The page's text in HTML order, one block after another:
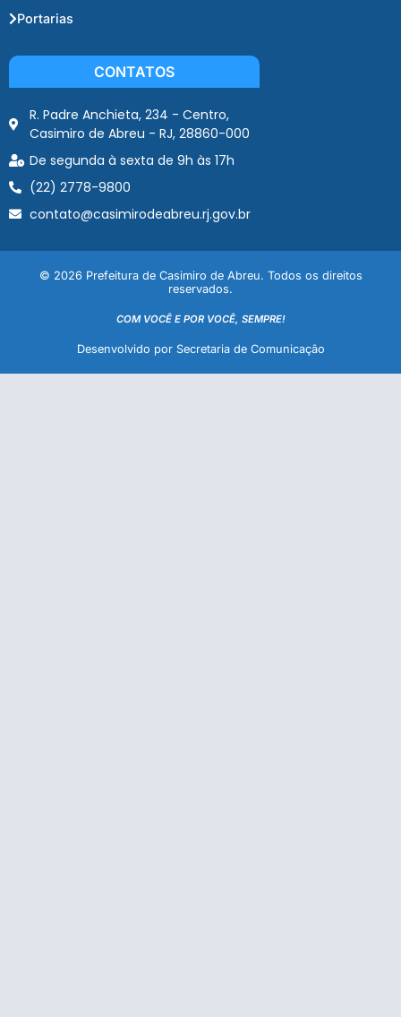
Portarias
CONTATOS
R. Padre Anchieta, 234 - Centro,
Casimiro de Abreu - RJ, 28860-000
De segunda à sexta de 9h às 17h
(22) 2778-9800
contato@casimirodeabreu.rj.gov.br
© 2026 Prefeitura de Casimiro de Abreu. Todos os direitos
reservados.
COM VOCÊ E POR VOCÊ, SEMPRE!
Desenvolvido por Secretaria de Comunicação